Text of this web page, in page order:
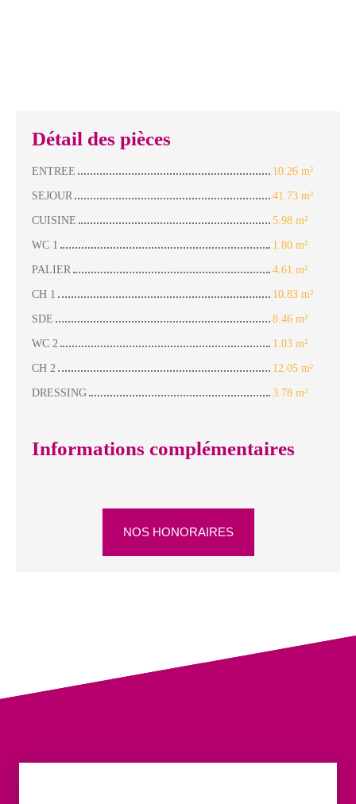
Détail des pièces
ENTREE
10.26 m²
SEJOUR
41.73 m²
CUISINE
5.98 m²
WC 1
1.80 m²
PALIER
4.61 m²
CH 1
10.83 m²
SDE
8.46 m²
WC 2
1.03 m²
CH 2
12.05 m²
DRESSING
3.78 m²
Informations complémentaires
NOS HONORAIRES